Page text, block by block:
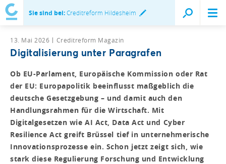
Sie sind bei:Creditreform Hildesheim
13. Mai 2026 Creditreform Magazin
Digitalisierung unter Paragrafen
Ob EU-Parlament, Europäische Kommission oder Rat
der EU: Europapolitik beeinflusst maßgeblich die
deutsche Gesetzgebung – und damit auch den
Handlungsrahmen für die Wirtschaft. Mit
Digitalgesetzen wie AI Act, Data Act und Cyber
Resilience Act greift Brüssel tief in unternehmerische
Innovationsprozesse ein. Schon jetzt zeigt sich, wie
stark diese Regulierung Forschung und Entwicklung